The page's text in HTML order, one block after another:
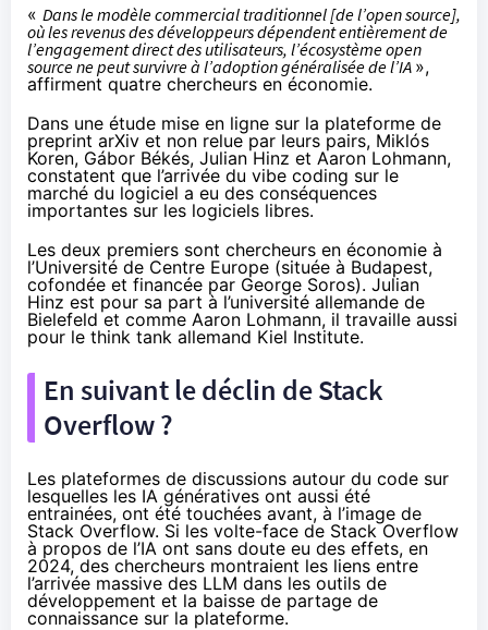
« Dans le modèle commercial traditionnel [de l’open source],
où les revenus des développeurs dépendent entièrement de
l’engagement direct des utilisateurs, l’écosystème open
source ne peut survivre à l’adoption généralisée de l’IA »,
affirment quatre chercheurs en économie.
Dans une étude mise en ligne sur la plateforme de
preprint arXiv et non relue par leurs pairs, Miklós
Koren, Gábor Békés, Julian Hinz et Aaron Lohmann,
constatent que l’arrivée du vibe coding sur le
marché du logiciel a eu des conséquences
importantes sur les logiciels libres.
Les deux premiers sont chercheurs en économie à
l’Université de Centre Europe (située à Budapest,
cofondée et financée par George Soros). Julian
Hinz est pour sa part à l’université allemande de
Bielefeld et comme Aaron Lohmann, il travaille aussi
pour le think tank allemand Kiel Institute.
En suivant le déclin de Stack
Overflow ?
Les plateformes de discussions autour du code sur
lesquelles les IA génératives ont aussi été
entrainées, ont été touchées avant, à l’image de
Stack Overflow. Si les volte-face de Stack Overflow
à propos de l’IA ont sans doute eu des effets, en
2024, des chercheurs montraient les liens entre
l’arrivée massive des LLM dans les outils de
développement et la baisse de partage de
connaissance sur la plateforme.